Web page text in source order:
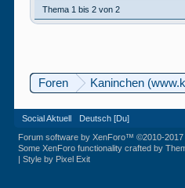
Thema 1 bis 2 von 2
Foren Kaninchen
Social Aktuell Deutsch [Du]
Forum software by XenForo™©2010-2017
Some XenForo functionality crafted by
|Style by Pixel Exit